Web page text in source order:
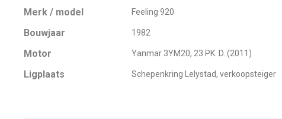
Merk / model Feeling 920
Bouwjaar 1982
Motor Yanmar 3YM20, 23 PK. D. (2011)
Ligplaats Schepenkring Lelystad, verkoopsteiger